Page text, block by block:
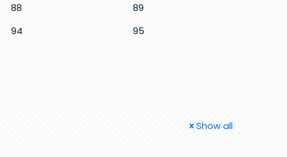
88
89
94
95
Show all